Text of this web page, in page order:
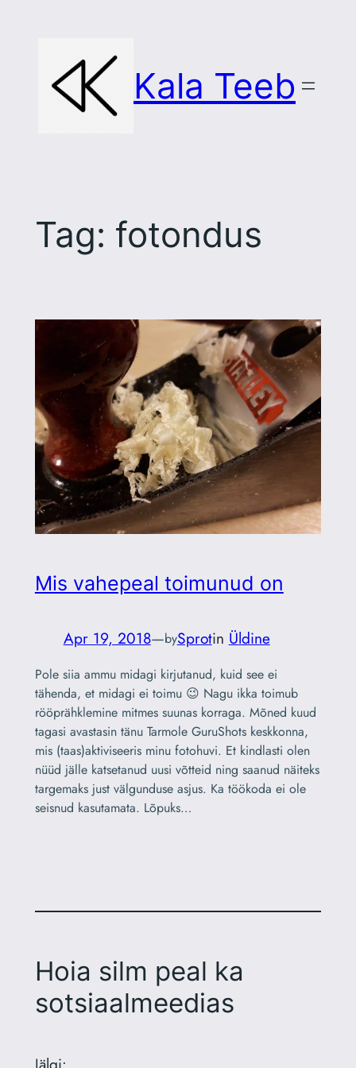
Kala Teeb
Tag: fotondus
Mis vahepeal toimunud on
Apr 19, 2018—bySprotin Üldine
Pole siia ammu midagi kirjutanud, kuid see ei
tähenda, et midagi ei toimu 😉 Nagu ikka toimub
rööprähklemine mitmes suunas korraga. Mõned kuud
tagasi avastasin tänu Tarmole GuruShots keskkonna,
mis (taas)aktiviseeris minu fotohuvi. Et kindlasti olen
nüüd jälle katsetanud uusi võtteid ning saanud näiteks
targemaks just välgunduse asjus. Ka töökoda ei ole
seisnud kasutamata. Lõpuks…
Hoia silm peal ka
sotsiaalmeedias